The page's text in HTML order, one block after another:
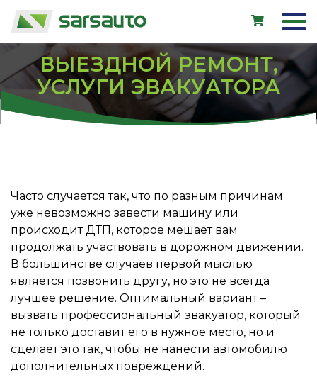
Exol
Автосервис
Новые авто
Подержанные авто
LV EN RU
ВЫЕЗДНОЙ РЕМОНТ,
УСЛУГИ ЭВАКУАТОРА
Часто случается так, что по разным причинам
уже невозможно завести машину или
происходит ДТП, которое мешает вам
продолжать участвовать в дорожном движении.
В большинстве случаев первой мыслью
является позвонить другу, но это не всегда
лучшее решение. Оптимальный вариант –
вызвать профессиональный эвакуатор, который
не только доставит его в нужное место, но и
сделает это так, чтобы не нанести автомобилю
дополнительных повреждений.